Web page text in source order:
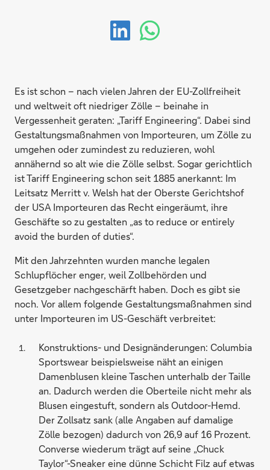
Es ist schon – nach vielen Jahren der EU-Zollfreiheit
und weltweit oft niedriger Zölle – beinahe in
Vergessenheit geraten: „Tariff Engineering“. Dabei sind
Gestaltungsmaßnahmen von Importeuren, um Zölle zu
umgehen oder zumindest zu reduzieren, wohl
annähernd so alt wie die Zölle selbst. Sogar gerichtlich
ist Tariff Engineering schon seit 1885 anerkannt: Im
Leitsatz Merritt v. Welsh hat der Oberste Gerichtshof
der USA Importeuren das Recht eingeräumt, ihre
Geschäfte so zu gestalten „as to reduce or entirely
avoid the burden of duties“.
Mit den Jahrzehnten wurden manche legalen
Schlupflöcher enger, weil Zollbehörden und
Gesetzgeber nachgeschärft haben. Doch es gibt sie
noch. Vor allem folgende Gestaltungsmaßnahmen sind
unter Importeuren im US-Geschäft verbreitet:
Konstruktions- und Designänderungen: Columbia
Sportswear beispielsweise näht an einigen
Damenblusen kleine Taschen unterhalb der Taille
an. Dadurch werden die Oberteile nicht mehr als
Blusen eingestuft, sondern als Outdoor-Hemd.
Der Zollsatz sank (alle Angaben auf damalige
Zölle bezogen) dadurch von 26,9 auf 16 Prozent.
Converse wiederum trägt auf seine „Chuck
Taylor“-Sneaker eine dünne Schicht Filz auf etwas